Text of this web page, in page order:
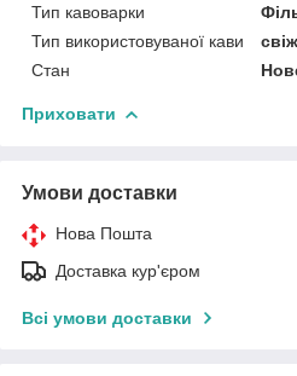
Тип кавоварки
Тип використовуваної кави
Стан
Приховати
Умови доставки
Нова Пошта
Доставка кур'єром
Всі умови доставки